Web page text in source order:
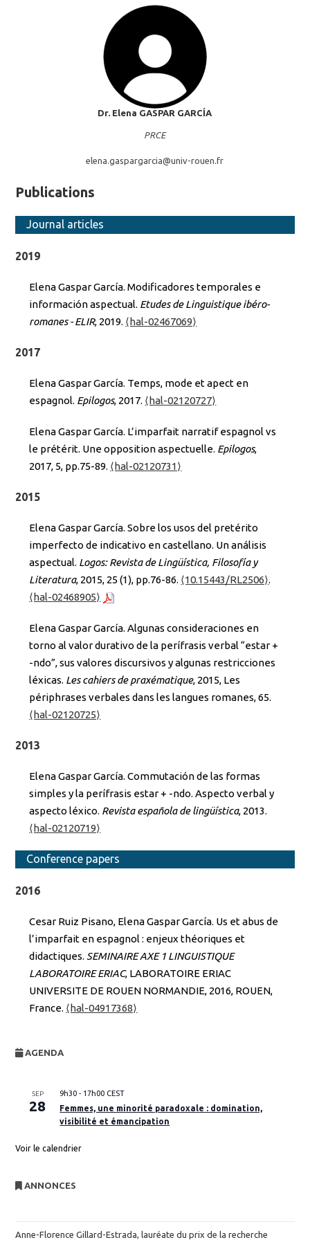
Dr. Elena GASPAR GARCÍA
PRCE
elena.gaspargarcia@univ-rouen.fr
Publications
Journal articles
2019
Elena Gaspar García. Modificadores temporales e
información aspectual. Etudes de Linguistique ibéro-
romanes - ELIR, 2019. ⟨hal-02467069⟩
2017
Elena Gaspar García. Temps, mode et apect en
espagnol. Epilogos, 2017. ⟨hal-02120727⟩
Elena Gaspar García. L’imparfait narratif espagnol vs
le prétérit. Une opposition aspectuelle. Epilogos,
2017, 5, pp.75-89. ⟨hal-02120731⟩
2015
Elena Gaspar García. Sobre los usos del pretérito
imperfecto de indicativo en castellano. Un análisis
aspectual. Logos: Revista de Lingüística, Filosofía y
Literatura, 2015, 25 (1), pp.76-86. ⟨10.15443/RL2506⟩.
⟨hal-02468905⟩
Elena Gaspar García. Algunas consideraciones en
torno al valor durativo de la perífrasis verbal “estar +
-ndo”, sus valores discursivos y algunas restricciones
léxicas. Les cahiers de praxématique, 2015, Les
périphrases verbales dans les langues romanes, 65.
⟨hal-02120725⟩
2013
Elena Gaspar García. Commutación de las formas
simples y la perífrasis estar + -ndo. Aspecto verbal y
aspecto léxico. Revista española de lingüística, 2013.
⟨hal-02120719⟩
Conference papers
2016
Cesar Ruiz Pisano, Elena Gaspar García. Us et abus de
l’imparfait en espagnol : enjeux théoriques et
didactiques. SEMINAIRE AXE 1 LINGUISTIQUE
LABORATOIRE ERIAC, LABORATOIRE ERIAC
UNIVERSITE DE ROUEN NORMANDIE, 2016, ROUEN,
France. ⟨hal-04917368⟩
AGENDA
SEP
28
9h30 - 17h00 CEST
Femmes, une minorité paradoxale : domination,
visibilité et émancipation
Voir le calendrier
ANNONCES
Anne-Florence Gillard-Estrada, lauréate du prix de la recherche